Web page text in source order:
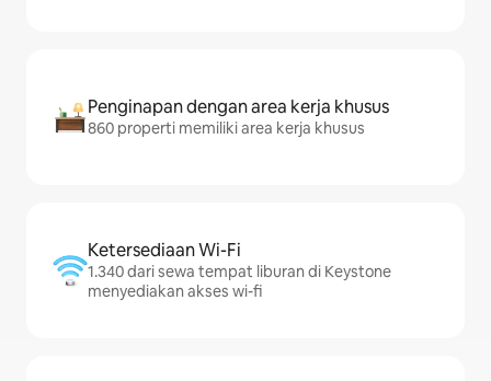
Penginapan dengan area kerja khusus
860 properti memiliki area kerja khusus
Ketersediaan Wi-Fi
1.340 dari sewa tempat liburan di Keystone
menyediakan akses wi-fi